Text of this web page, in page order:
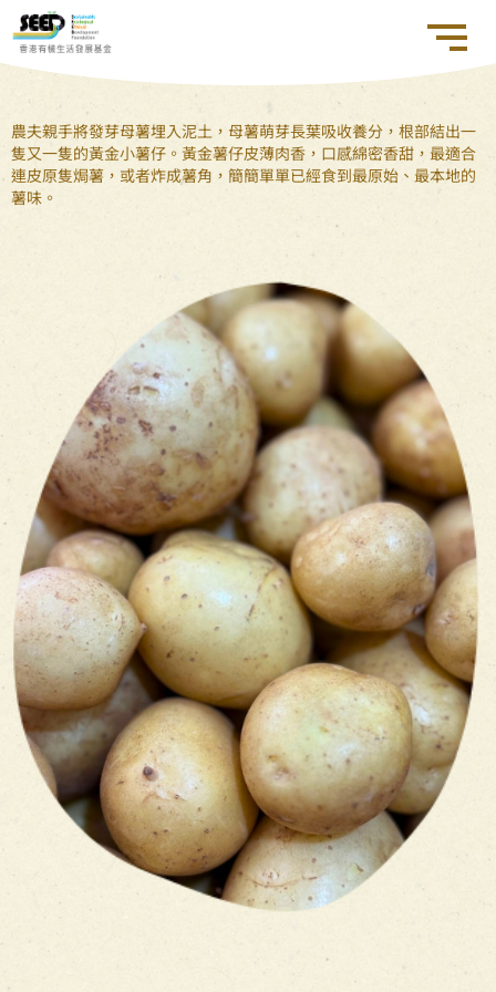
農夫親手將發芽母薯埋入泥土，母薯萌芽長葉吸收養分，根部結出一
隻又一隻的黃金小薯仔。黃金薯仔皮薄肉香，口感綿密香甜，最適合
連皮原隻焗薯，或者炸成薯角，簡簡單單已經食到最原始、最本地的
薯味。